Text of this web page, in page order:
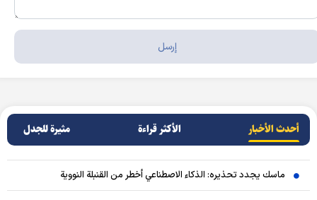
أحدث الأخبار الأکثر قراءة مثيرة للجدل
ماسك يجدد تحذيره: الذكاء الاصطناعي أخطر من القنبلة النووية